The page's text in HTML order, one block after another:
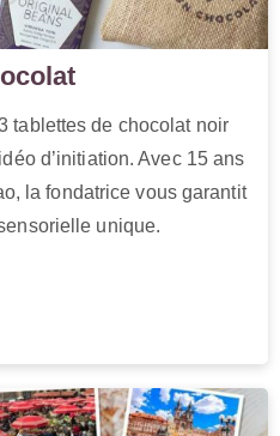
tablettes de chocolat noir
d’initiation. Avec 15 ans
la fondatrice vous garantit
unique.